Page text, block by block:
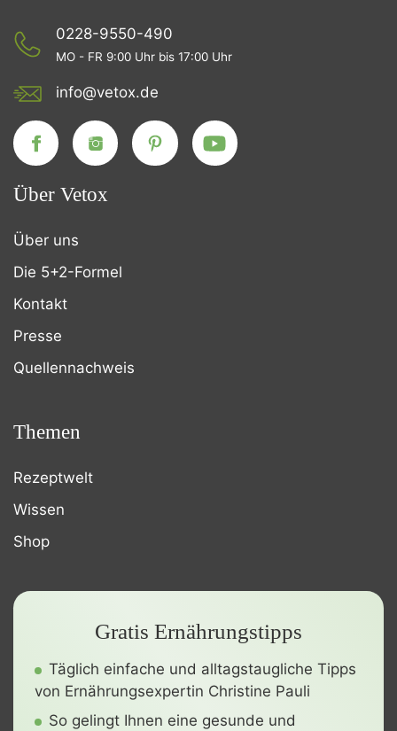
0228-9550-490
MO - FR 9:00 Uhr bis 17:00 Uhr
info@vetox.de
Über Vetox
Über uns
Die 5+2-Formel
Kontakt
Presse
Quellennachweis
Themen
Rezeptwelt
Wissen
Shop
Gratis Ernährungstipps
Täglich einfache und alltagstaugliche Tipps
von Ernährungsexpertin Christine Pauli
So gelingt Ihnen eine gesunde und